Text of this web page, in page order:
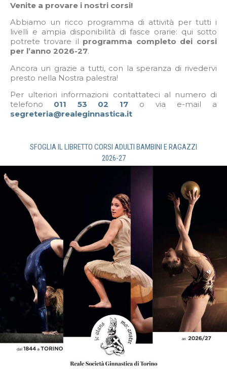
Venite a provare i nostri corsi!
Abbiamo un ricco programma di attività per tutti i
livelli e ampia disponibilità di fasce orarie: qui sotto
potrete trovare il programma completo dei corsi
per l’anno 2026-27.
Ancora un grazie a tutti, con la speranza di rivedervi
presto nella Nostra palestra!
Per ulteriori informazioni contattateci al numero di
telefono 011 53 02 17 o via e-mail a
segreteria@realeginnastica.it
SFOGLIA IL LIBRETTO CORSI ADULTI BAMBINI E RAGAZZI
2026-27